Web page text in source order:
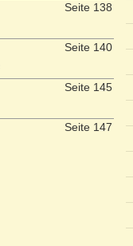
Seite 138
Seite 140
Seite 145
Seite 147